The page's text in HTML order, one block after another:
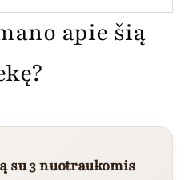
apie šią
su 3 nuotraukomis